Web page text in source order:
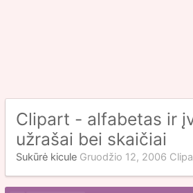
Clipart - alfabetas ir
užrašai bei skaičiai
Sukūrė kicule Gruodžio 12, 2006